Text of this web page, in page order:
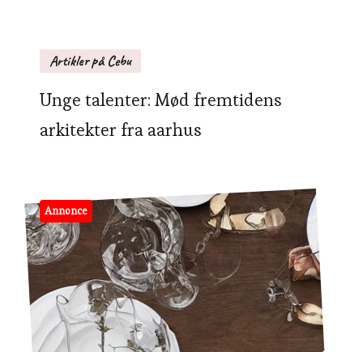
Artikler på Cebu
Unge talenter: Mød fremtidens
arkitekter fra aarhus
Annonce